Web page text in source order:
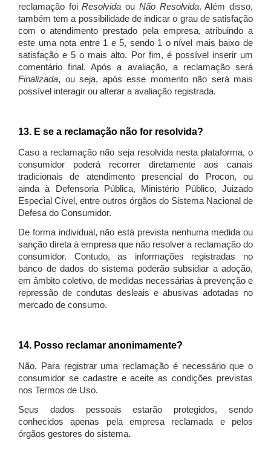
reclamação foiResolvida ou Não Resolvida. Além disso,
também tem a possibilidade de indicar o grau de satisfação
com o atendimento prestado pela empresa, atribuindo a
este uma nota entre 1 e 5, sendo 1 o nível mais baixo de
satisfação e 5 o mais alto. Por fim, é possível inserir um
comentário final. Após a avaliação, a reclamação será
Finalizada, ou seja, após esse momento não será mais
possível interagir ou alterar a avaliação registrada.
13. E se a reclamação não for resolvida?
Caso a reclamação não seja resolvida nesta plataforma, o
consumidor poderá recorrer diretamente aos canais
tradicionais de atendimento presencial do Procon, ou
ainda à Defensoria Pública, Ministério Público, Juizado
Especial Cível, entre outros órgãos do Sistema Nacional de
Defesa do Consumidor.
De forma individual, não está prevista nenhuma medida ou
sanção direta à empresa que não resolver a reclamação do
consumidor. Contudo, as informações registradas no
banco de dados do sistema poderão subsidiar a adoção,
em âmbito coletivo, de medidas necessárias à prevenção e
repressão de condutas desleais e abusivas adotadas no
mercado de consumo.
14. Posso reclamar anonimamente?
Não. Para registrar uma reclamação é necessário que o
consumidor se cadastre e aceite as condições previstas
nos Termos de Uso.
Seus dados pessoais estarão protegidos, sendo
conhecidos apenas pela empresa reclamada e pelos
órgãos gestores do sistema.